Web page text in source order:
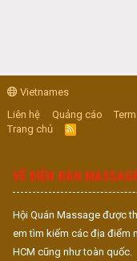
Vietnames
Liên hệ
Quảng cáo
Trang chủ
R
S
VỀ DIỄN ĐÀN
Hội Quán Massage được
em tìm kiếm các địa điểm
HCM cũng như toàn quốc.